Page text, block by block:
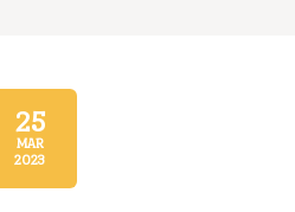
25
MAR
2023